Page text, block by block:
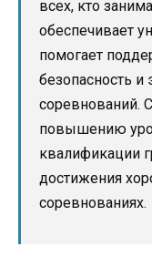
всех, кто
обеспечивает
помогает
безопасность
соревнований.
повышению
квалификации
достижения
соревнованиях.